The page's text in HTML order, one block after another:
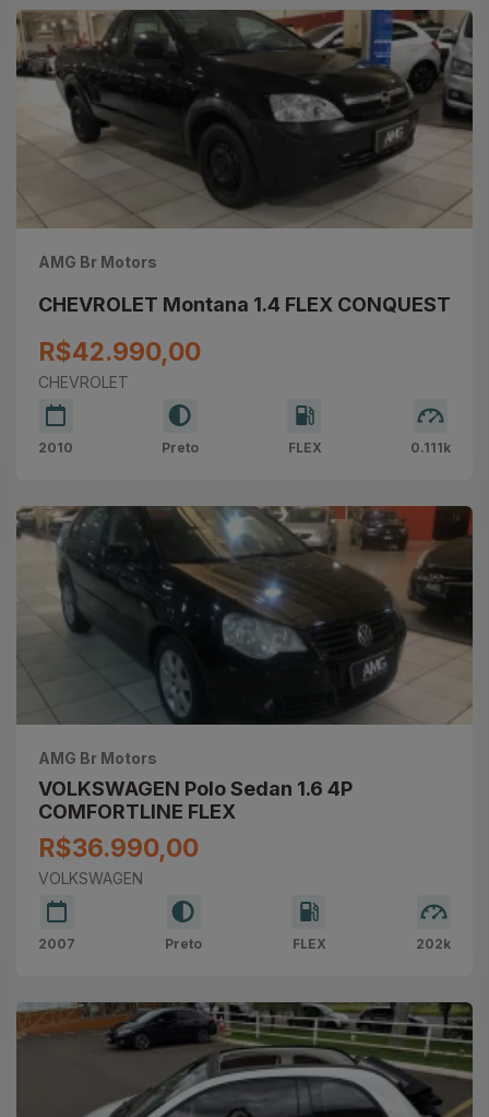
AMG Br Motors
CHEVROLET Montana 1.4 FLEX CONQUEST
R$42.990,00
CHEVROLET
2010 Preto FLEX 0.111k
AMG Br Motors
VOLKSWAGEN Polo Sedan 1.6 4P
COMFORTLINE FLEX
R$36.990,00
VOLKSWAGEN
2007 Preto FLEX 202k